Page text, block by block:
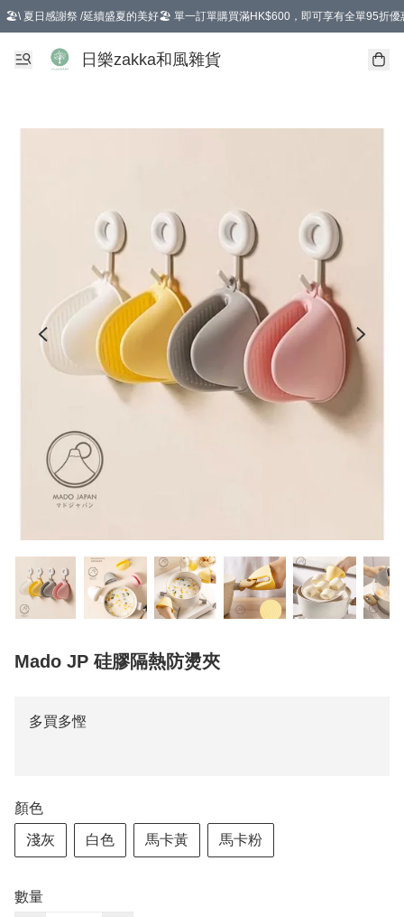
🏖️\ 夏日感謝祭 /延續盛夏的美好🏖️ 單一訂單購買滿HK$600，即可享有全單95折優
選擇GoGoX住宅/工商地址配送，單一訂單消費購物滿HK$680(折扣後），可享有
日樂zakka和風雜貨
Mado JP 硅膠隔熱防燙夾
多買多慳
顏色
淺灰 白色 馬卡黃 馬卡粉
數量